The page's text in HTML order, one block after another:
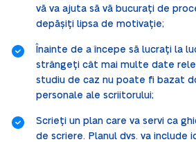
vă va ajuta să vă bucurați de
depășiți lipsa de motivație;
Înainte de a începe să lucrați la
strângeți cât mai multe date
studiu de caz nu poate fi bazat
personale ale scriitorului;
Scrieți un plan care va servi ca
de scriere. Planul dvs. va include